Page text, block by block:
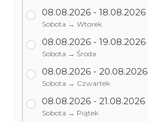
08.08.2026 - 18.08.2026
Sobota → Wtorek
08.08.2026 - 19.08.2026
Sobota → Środa
08.08.2026 - 20.08.2026
Sobota → Czwartek
08.08.2026 - 21.08.2026
Sobota → Piątek